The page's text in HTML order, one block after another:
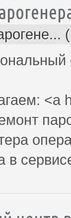
<a
в